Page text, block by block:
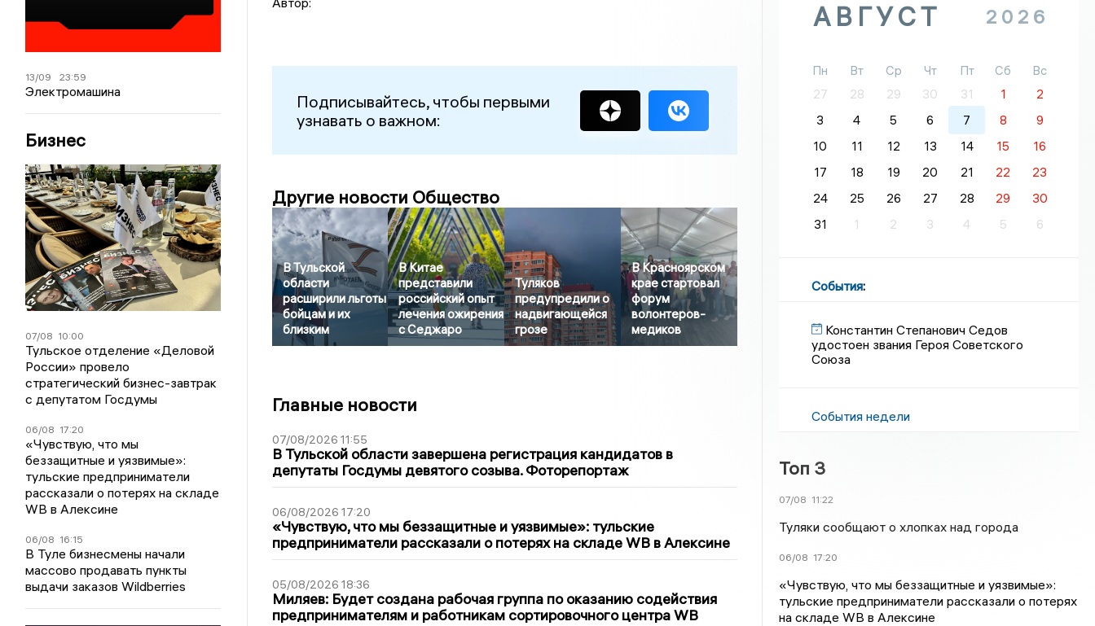
13/09 23:59
Электромашина
Бизнес
07/08 10:00
Тульское отделение «Деловой
России» провело
стратегический бизнес-завтрак
с депутатом Госдумы
06/08 17:20
«Чувствую, что мы
беззащитные и уязвимые»:
тульские предприниматели
рассказали о потерях на складе
WB в Алексине
06/08 16:15
В Туле бизнесмены начали
массово продавать пункты
выдачи заказов Wildberries
Подписывайтесь, чтобы первыми
узнавать о важном:
Другие новости Общество
В Тульской
области
расширили льготы
бойцам и их
близким
В Китае
представили
российский опыт
лечения ожирения
с Седжаро
Туляков
предупредили о
надвигающейся
грозе
В Красноярском
крае стартовал
форум
волонтеров-
медиков
Главные новости
07/08/2026 11:55
В Тульской области завершена регистрация кандидатов в
депутаты Госдумы девятого созыва. Фоторепортаж
06/08/2026 17:20
«Чувствую, что мы беззащитные и уязвимые»: тульские
предприниматели рассказали о потерях на складе WB в Алексине
05/08/2026 18:36
Миляев: Будет создана рабочая группа по оказанию содействия
предпринимателям и работникам сортировочного центра WB
АВГУСТ 2026
Пн Вт Ср Чт Пт Сб
Вс
27
28 29 30 31 1
2
3
4 5 6 7 8
9
10
11 12 13 14 15
16
17
18 19 20 21 22
23
24
25 26 27 28 29
30
31
1 2 3 4 5 6
События:
Константин Степанович Седов
удостоен звания Героя Советского
Союза
События недели
Топ 3
07/08 11:22
Туляки сообщают о хлопках над города
06/08 17:20
«Чувствую, что мы беззащитные и уязвимые»:
тульские предприниматели рассказали о потерях
на складе WB в Алексине